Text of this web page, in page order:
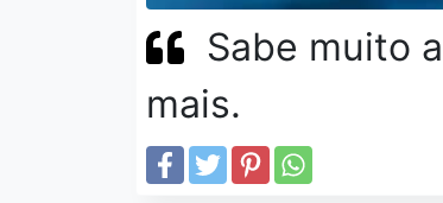
Sabe muito
mais.